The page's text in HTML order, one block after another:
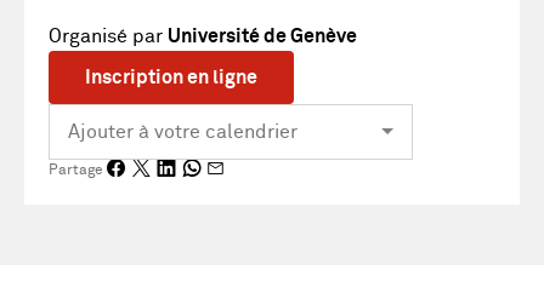
Organisé par Université de Genève
Inscription en ligne
Partage